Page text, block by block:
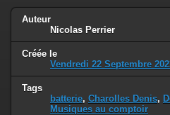
Auteur
Nicolas Perrier
Créée le
Vendredi 22 Septembre
Tags
batterie, Charolles Denis,
Musiques au comptoir